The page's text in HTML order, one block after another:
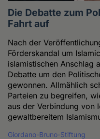
Die Debatte zum
Fahrt auf
Nach der
Förderskandal um
islamistischen Anschlag
Debatte um den
gewonnen. Allmählich
Parteien zu begreifen,
aus der Verbindung von
gewaltbereitem
Giordano-Bruno-Stiftung